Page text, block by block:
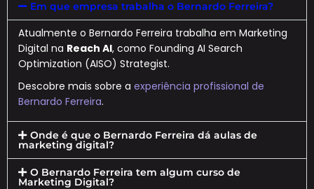
Em que empresa trabalha o Bernardo Ferreira?
Atualmente o Bernardo Ferreira trabalha em Marketing
Digital na Reach AI, como Founding AI Search
Optimization (AISO) Strategist.
Descobre mais sobre a experiência profissional de
Bernardo Ferreira.
Onde é que o Bernardo Ferreira dá aulas de
marketing digital?
O Bernardo Ferreira tem algum curso de
Marketing Digital?